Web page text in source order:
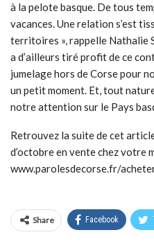
à la pelote basque. De tous
vacances. Une relation s’est
territoires », rappelle Nathalie
a d’ailleurs tiré profit de ce
jumelage hors de Corse pour
un petit moment. Et, tout
notre attention sur le Pays
Retrouvez la suite de cet
d’octobre en vente chez votre
www.parolesdecorse.fr/
Share Facebook